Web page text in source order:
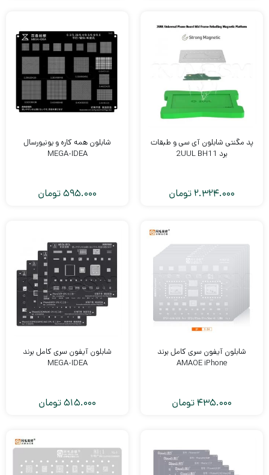
پد مگنتی شابلون آی سی و طبقات
برد 2UUL BH11
2.324.000 تومان
شابلون همه کاره و یونیورسال
MEGA-IDEA
595.000تومان
شابلون آیفون سری کامل برند
AMAOE iPhone
435.000 تومان
شابلون آیفون سری کامل برند
MEGA-IDEA
515.000تومان